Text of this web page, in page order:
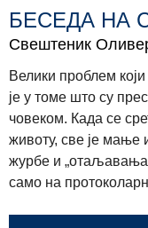
БЕСЕДА НА
Свештеник
Велики проблем
је у томе што су
човеком. Када се
животу, све је мање
журбе и
само на